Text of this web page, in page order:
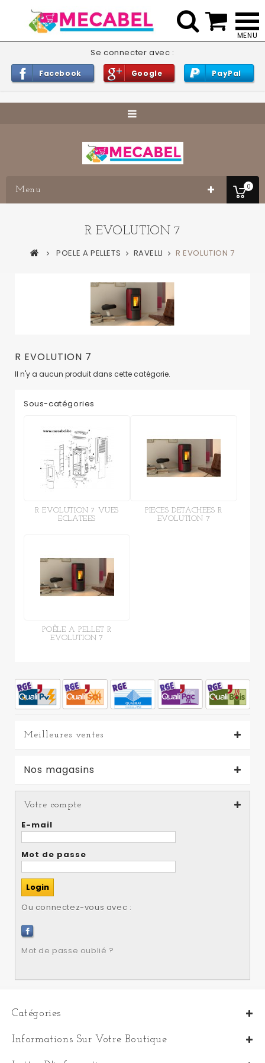
Se connecter avec :
Facebook Google PayPal
0
Menu
R EVOLUTION 7
POELE A PELLETS RAVELLI R EVOLUTION 7
R EVOLUTION 7
Il n'y a aucun produit dans cette catégorie.
Sous-catégories
R EVOLUTION 7 VUES
ECLATEES
PIECES DETACHEES R
EVOLUTION 7
POÊLE A PELLET R
EVOLUTION 7
Meilleures ventes
Nos magasins
Votre compte
E-mail
Mot de passe
Ou connectez-vous avec :
Mot de passe oublié ?
Catégories
Informations Sur Votre Boutique
 